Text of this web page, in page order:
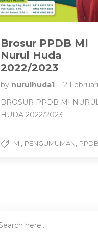
Brosur PPDB MI
Nurul Huda
2022/2023
by nurulhuda1
2
BROSUR PPDB MI NURUL
HUDA 2022/2023
MI, PENGUMUMAN, PPDB